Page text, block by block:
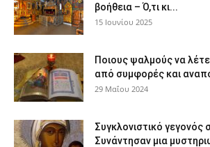
βοήθεια – Ό,τι κι...
15 Ιουνίου 2025
Ποιους ψαλμούς να
από συμφορές και
29 Μαΐου 2024
Συγκλονιστικό γεγονός
Συνάντησαν μια